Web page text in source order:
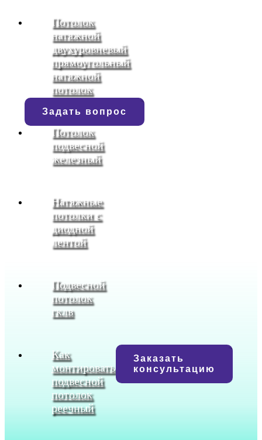
Задать вопрос
Потолок
натяжной
двухуровневый
прямоугольный
натяжной
потолок
Потолок
подвесной
железный
Натяжные
потолки с
диодной
лентой
Подвесной
потолок
гклв
Как
монтировать
подвесной
потолок
реечный
Заказать
консультацию